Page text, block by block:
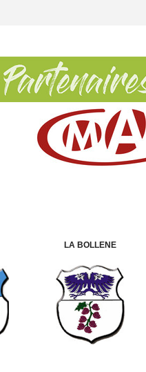
LA BOLLENE